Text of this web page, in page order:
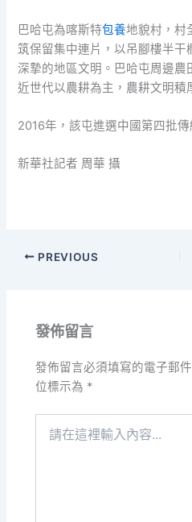
巴哈屯為喀斯特包養地貌村，村
筑保留集中連片，以吊腳樓半干
深摯的地區文明。巴哈屯周邊農
近世代以農耕為主，農耕文明積
2016年，該屯進選中國第四批傳
新華社記者 周華 攝
PREVIOUS
發佈留言
發佈留言必須填寫的電子郵
位標示為 *